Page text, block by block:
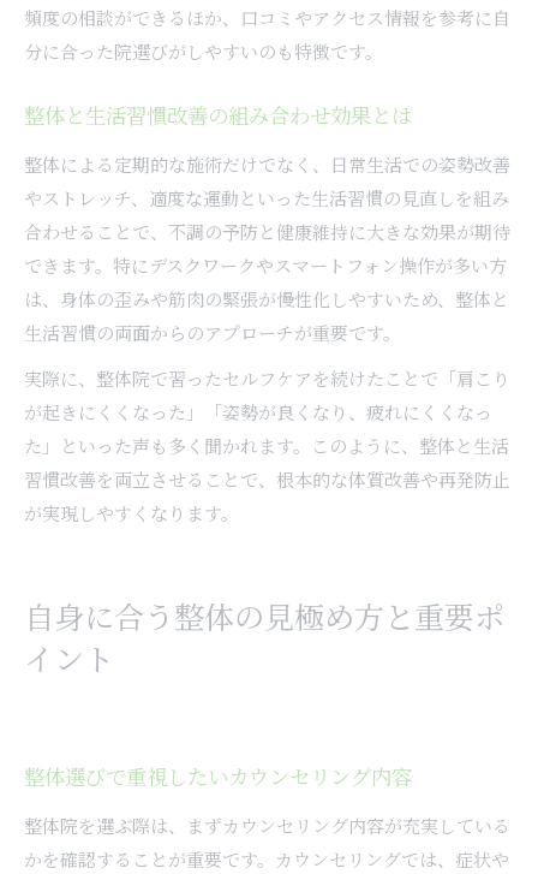
頻度の相談ができるほか、口コミやアクセス情報を参考に自
分に合った院選びがしやすいのも特徴です。
整体と生活習慣改善の組み合わせ効果とは
整体による定期的な施術だけでなく、日常生活での姿勢改善
やストレッチ、適度な運動といった生活習慣の見直しを組み
合わせることで、不調の予防と健康維持に大きな効果が期待
できます。特にデスクワークやスマートフォン操作が多い方
は、身体の歪みや筋肉の緊張が慢性化しやすいため、整体と
生活習慣の両面からのアプローチが重要です。
実際に、整体院で習ったセルフケアを続けたことで「肩こり
が起きにくくなった」「姿勢が良くなり、疲れにくくなっ
た」といった声も多く聞かれます。このように、整体と生活
習慣改善を両立させることで、根本的な体質改善や再発防止
が実現しやすくなります。
自身に合う整体の見極め方と重要ポ
イント
整体選びで重視したいカウンセリング内容
整体院を選ぶ際は、まずカウンセリング内容が充実している
かを確認することが重要です。カウンセリングでは、症状や